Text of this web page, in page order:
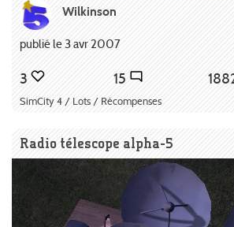
Wilkinson
publié le 3 avr 2007
3 15
SimCity 4 / Lots / Récompenses
Radio télescope alpha-5